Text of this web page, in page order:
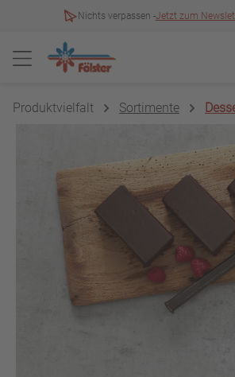
Nichts verpassen -Jetzt zum
Produktvielfalt Sortimente